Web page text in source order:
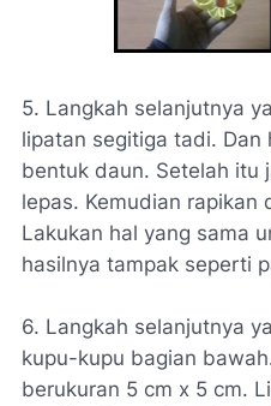
5. Langkah selanjutnya
lipatan segitiga tadi. Dan
bentuk daun. Setelah itu
lepas. Kemudian rapikan
Lakukan hal yang sama
hasilnya tampak seperti
6. Langkah selanjutnya
kupu-kupu bagian
berukuran 5 cm x 5 cm.